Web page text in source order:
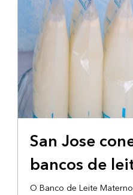
FORNECENDO INFORMAÇÕES
San Jose
bancos de
O Banco de Leite